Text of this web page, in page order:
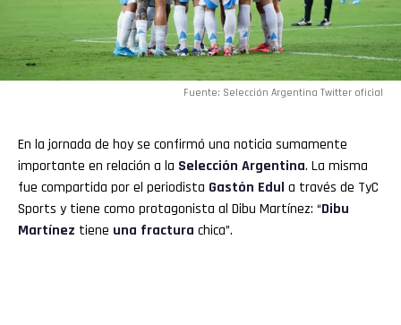
Fuente: Selección Argentina Twitter oficial
En la jornada de hoy se confirmó una noticia sumamente
importante en relación a la Selección Argentina. La misma
fue compartida por el periodista Gastón Edul a través de TyC
Sports y tiene como protagonista al Dibu Martínez: “Dibu
Martínez tiene una fractura chica”.